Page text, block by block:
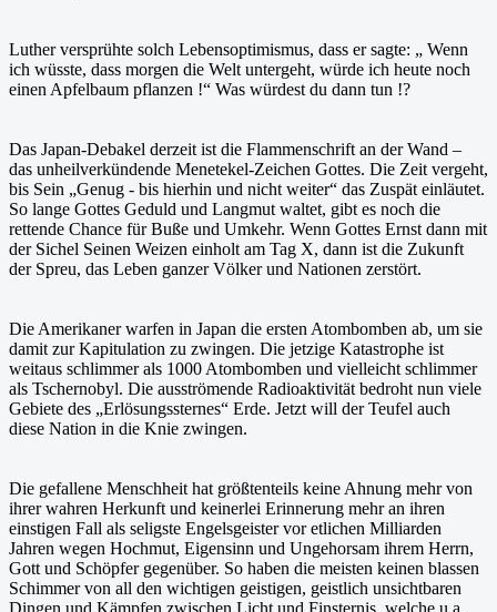
Luther versprühte solch Lebensoptimismus, dass er sagte: „ Wenn
ich wüsste, dass morgen die Welt untergeht, würde ich heute noch
einen Apfelbaum pflanzen !“ Was würdest du dann tun !?
Das Japan-Debakel derzeit ist die Flammenschrift an der Wand –
das unheilverkündende Menetekel-Zeichen Gottes. Die Zeit vergeht,
bis Sein „Genug - bis hierhin und nicht weiter“ das Zuspät einläutet.
So lange Gottes Geduld und Langmut waltet, gibt es noch die
rettende Chance für Buße und Umkehr. Wenn Gottes Ernst dann mit
der Sichel Seinen Weizen einholt am Tag X, dann ist die Zukunft
der Spreu, das Leben ganzer Völker und Nationen zerstört.
Die Amerikaner warfen in Japan die ersten Atombomben ab, um sie
damit zur Kapitulation zu zwingen. Die jetzige Katastrophe ist
weitaus schlimmer als 1000 Atombomben und vielleicht schlimmer
als Tschernobyl. Die ausströmende Radioaktivität bedroht nun viele
Gebiete des „Erlösungssternes“ Erde. Jetzt will der Teufel auch
diese Nation in die Knie zwingen.
Die gefallene Menschheit hat größtenteils keine Ahnung mehr von
ihrer wahren Herkunft und keinerlei Erinnerung mehr an ihren
einstigen Fall als seligste Engelsgeister vor etlichen Milliarden
Jahren wegen Hochmut, Eigensinn und Ungehorsam ihrem Herrn,
Gott und Schöpfer gegenüber. So haben die meisten keinen blassen
Schimmer von all den wichtigen geistigen, geistlich unsichtbaren
Dingen und Kämpfen zwischen Licht und Finsternis, welche u.a.